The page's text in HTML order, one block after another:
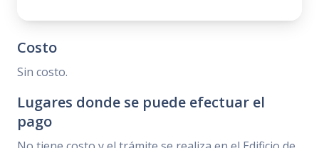
Costo
Sin costo.
Lugares donde se puede efectuar el
pago